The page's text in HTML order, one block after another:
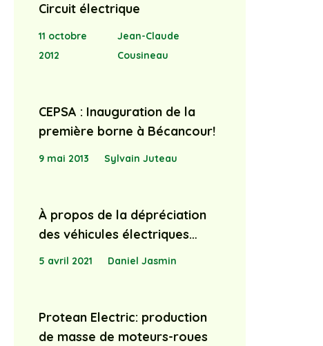
Circuit électrique
11 octobre
2012
Jean-Claude
Cousineau
CEPSA : Inauguration de la
première borne à Bécancour!
9 mai 2013 Sylvain Juteau
À propos de la dépréciation
des véhicules électriques…
5 avril 2021 Daniel Jasmin
Protean Electric: production
de masse de moteurs-roues